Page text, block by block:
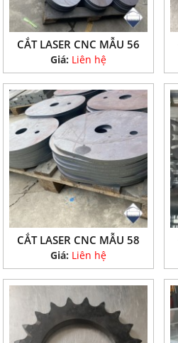
CẮT LASER CNC MẪU 56
Giá: Liên hệ
CẮT LASER CNC MẪU 58
Giá: Liên hệ